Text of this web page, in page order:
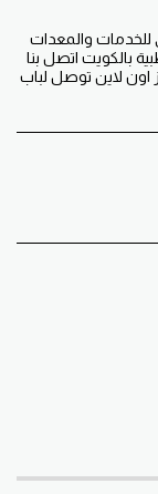
للخدمات والمعدات
بالكويت اتصل بنا
احجز اون لاين توصل لباب